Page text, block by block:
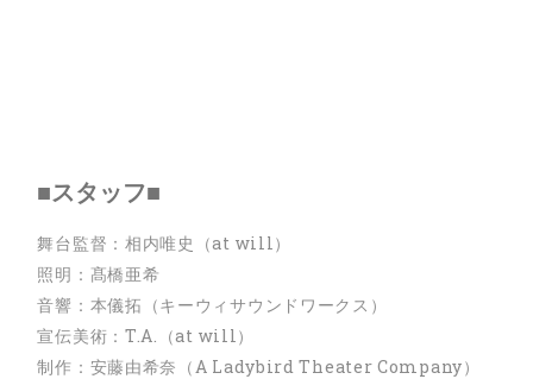
■スタッフ■
舞台監督：相内唯史（at will）
照明：髙橋亜希
音響：本儀拓（キーウィサウンドワークス）
宣伝美術：T.A.（at will）
制作：安藤由希奈（A Ladybird Theater Company）